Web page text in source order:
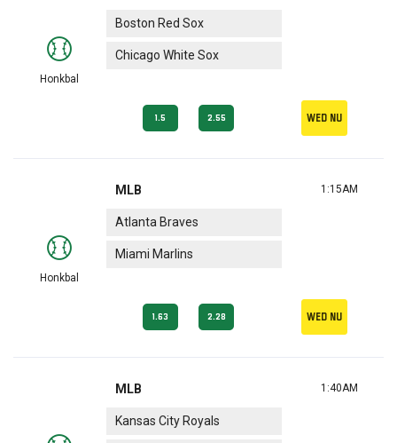
Honkbal
Boston Red Sox
Chicago White Sox
1.5 2.55 Wed nu
Honkbal
MLB
Atlanta Braves
Miami Marlins
1:15AM
1.63 2.28 Wed nu
MLB
Kansas City Royals
1:40AM